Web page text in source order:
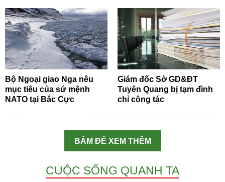
Bộ Ngoại giao Nga nêu
mục tiêu của sứ mệnh
NATO tại Bắc Cực
Giám đốc Sở GD&ĐT
Tuyên Quang bị tạm đình
chỉ công tác
BẤM ĐỂ XEM THÊM
CUỘC SỐNG QUANH TA